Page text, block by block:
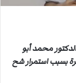
محمد أبو
بسبب استمرار شح